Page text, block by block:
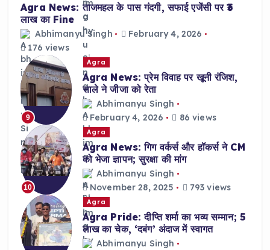
Agra News: ताजमहल के पास गंदगी, सफाई एजेंसी पर ₹3
लाख का Fine
Abhimanyu Singh
February 4, 2026
176 views
9
Agra
Agra News: प्रेम विवाह पर खूनी रंजिश,
साले ने जीजा को रेता
Abhimanyu Singh
February 4, 2026
86 views
10
Agra
Agra News: गिग वर्कर्स और हॉकर्स ने CM
को भेजा ज्ञापन; सुरक्षा की मांग
Abhimanyu Singh
November 28, 2025
793 views
Agra
Agra Pride: दीप्ति शर्मा का भव्य सम्मान; 5
लाख का चेक, ‘दबंग’ अंदाज में स्वागत
Abhimanyu Singh